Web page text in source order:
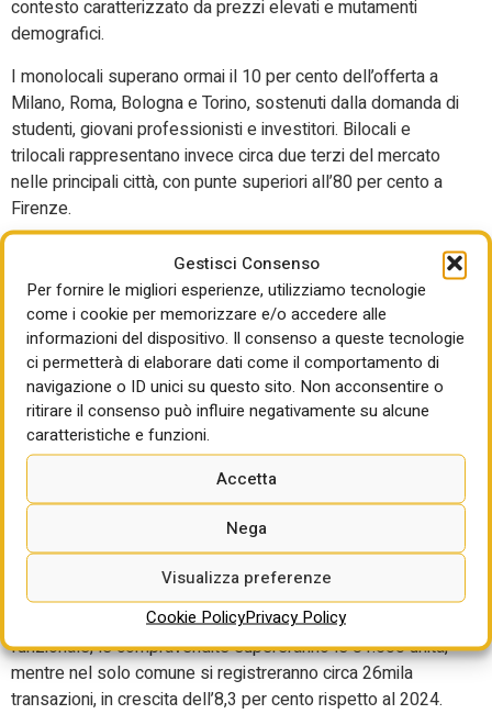
Gestisci Consenso
Per fornire le migliori esperienze, utilizziamo tecnologie
come i cookie per memorizzare e/o accedere alle
informazioni del dispositivo. Il consenso a queste tecnologie
ci permetterà di elaborare dati come il comportamento di
navigazione o ID unici su questo sito. Non acconsentire o
ritirare il consenso può influire negativamente su alcune
caratteristiche e funzioni.
Accetta
Nega
Visualizza preferenze
Cookie PolicyPrivacy Policy
contesto caratterizzato da prezzi elevati e mutamenti
demografici.
I monolocali superano ormai il 10 per cento dell’offerta a
Milano, Roma, Bologna e Torino, sostenuti dalla domanda di
studenti, giovani professionisti e investitori. Bilocali e
trilocali rappresentano invece circa due terzi del mercato
nelle principali città, con punte superiori all’80 per cento a
Firenze.
«L’Italia ha costruito un modello abitativo fortemente
legato al risparmio familiare e alla trasmissione della
ricchezza», sottolinea Francesca Zirnstein, direttore
generale di Scenari Immobiliari. «Oggi oltre 2.250 miliardi di
euro di patrimonio immobiliare detenuti dalle generazioni
nate tra il 1945 e il 1964 stanno ridefinendo gli equilibri tra
domanda e offerta».
Focus Milano: valori oltre
11mila euro al metro
quadrato in centro
Milano si conferma il laboratorio più avanzato del mercato
residenziale italiano. Nel 2025, nella città metropolitana
funzionale, le compravendite supereranno le 81.500 unità,
mentre nel solo comune si registreranno circa 26mila
transazioni, in crescita dell’8,3 per cento rispetto al 2024.